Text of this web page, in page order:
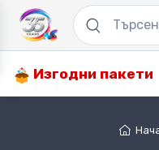
Изгодни пакети